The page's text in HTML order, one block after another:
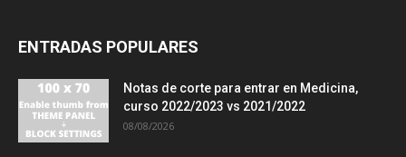
ENTRADAS POPULARES
Notas de corte para entrar en Medicina,
curso 2022/2023 vs 2021/2022
08/08/2026